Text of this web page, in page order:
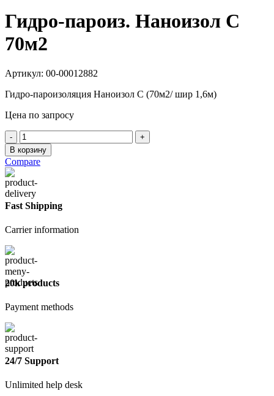
Гидро-пароиз. Наноизол С
70м2
Артикул: 00-00012882
Гидро-пароизоляция Наноизол С (70м2/ шир 1,6м)
Цена по запросу
Количество
товара
Гидро-
пароиз.
Наноизол
С
70м2
В корзину
Compare
Fast Shipping
Carrier information
20k products
Payment methods
24/7 Support
Unlimited help desk